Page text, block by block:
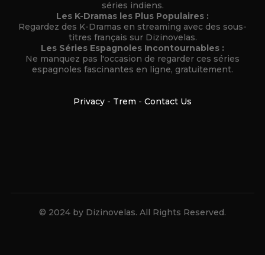
séries indiens.
Les K-Dramas les Plus Populaires :
Regardez des K-Dramas en streaming avec des sous-
titres français sur Dizinovelas.
Les Séries Espagnoles Incontournables :
Ne manquez pas l'occasion de regarder ces séries
espagnoles fascinantes en ligne, gratuitement.
Privacy - Trem - Contact Us
© 2024 by Dizinovelas. All Rights Reserved.